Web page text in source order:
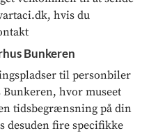
hvis du
Bunkeren
til personbiler
hvor museet
tidsbegrænsning på din
desuden fire specifikke